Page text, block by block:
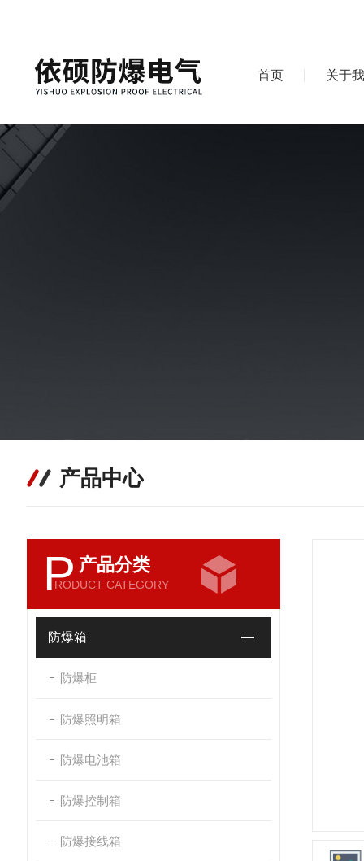
首页 关于
产品中心
P 产品分类
RODUCT CATEGORY
防爆箱
防爆柜
防爆照明箱
防爆电池箱
防爆控制箱
防爆接线箱